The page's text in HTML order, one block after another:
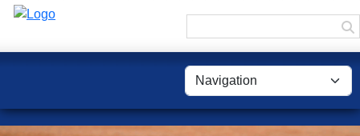
Panneau de gestion des cookies